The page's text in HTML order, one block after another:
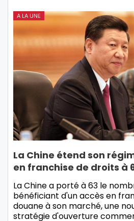
A LA UNE
La Chine étend son
en franchise de droits à
La Chine a porté à 63 le
bénéficiant d'un accès en
douane à son marché, une
stratégie d'ouverture